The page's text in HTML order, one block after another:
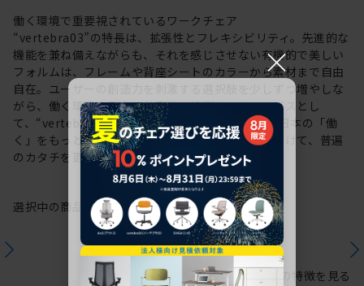
働く環境で重要視されているワークチェア
“vertebra03”の特長は、拡張性とフレキシビリティ。先進的な
機能を兼ね備えながらも、それを感じさせない有機的で美しい
フォルムは、フレームや背座シートのカラーから素材まで自由
自在。ユーザーの創造力を刺激する選択肢を少しずつ増やしな
がら、働く環境や個人の美意識を投影するキャンバスとし
て、“vertebra03”をアップデートしてきました。日本の「働
く」をもっと自由に。これからも私たちは未来に向けて、普遍
のカタチを更新していきます。
選択中の商品情報保証注意事項
シリーズの特徴を見る
×